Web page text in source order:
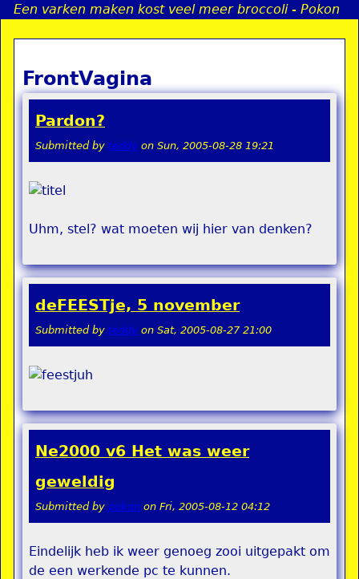
Jump to navigation
Een varken maken kost veel meer broccoli - Pokon
FrontVagina
Pardon?
Submitted by teddy on Sun, 2005-08-28 19:21
Uhm, stel? wat moeten wij hier van denken?
deFEESTje, 5 november
Submitted by teddy on Sat, 2005-08-27 21:00
Ne2000 v6 Het was weer
geweldig
Submitted by pokon on Fri, 2005-08-12 04:12
Eindelijk heb ik weer genoeg zooi uitgepakt om
de een werkende pc te kunnen.